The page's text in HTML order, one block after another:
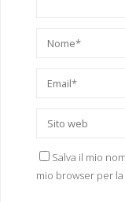
Salva il mio
mio browser per